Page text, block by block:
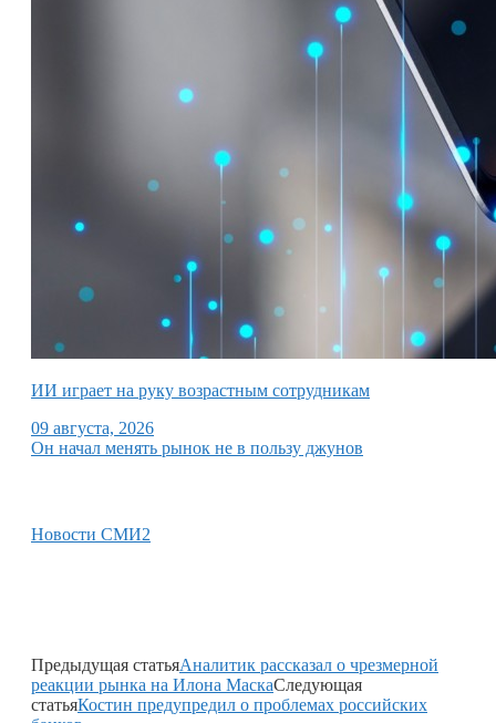
ИИ играет на руку возрастным сотрудникам
09 августа, 2026
Он начал менять рынок не в пользу джунов
Новости СМИ2
Предыдущая статьяАналитик рассказал о чрезмерной
реакции рынка на Илона МаскаСледующая
статьяКостин предупредил о проблемах российских